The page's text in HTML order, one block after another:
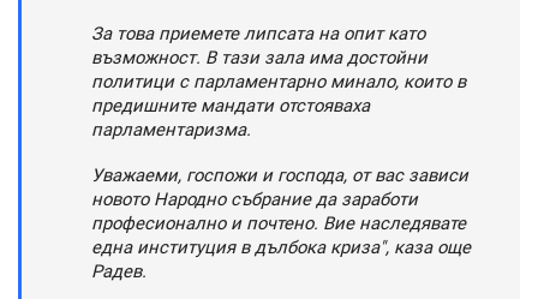
За това приемете липсата на опит като
възможност. В тази зала има достойни
политици с парламентарно минало, които в
предишните мандати отстояваха
парламентаризма.
Уважаеми, госпожи и господа, от вас зависи
новото Народно събрание да заработи
професионално и почтено. Вие наследявате
една институция в дълбока криза", каза още
Радев.